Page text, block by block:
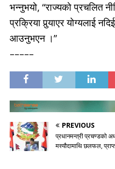
भन्नुभयो, “राज्यको प्रचलित
प्रक्रिया पुर्‍याएर योग्यलाई
आउनुभएन ।”
–––––
PREVIOUS
प्रधानमन्त्री प्रचण्डको
मस्यौदामाथि छलफल,